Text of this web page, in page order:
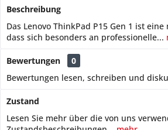
Beschreibung
Das Lenovo ThinkPad P15 Gen 1 ist
dass sich besonders an professionelle...
Bewertungen
0
Bewertungen lesen, schreiben und
Zustand
Lesen Sie mehr über die von uns